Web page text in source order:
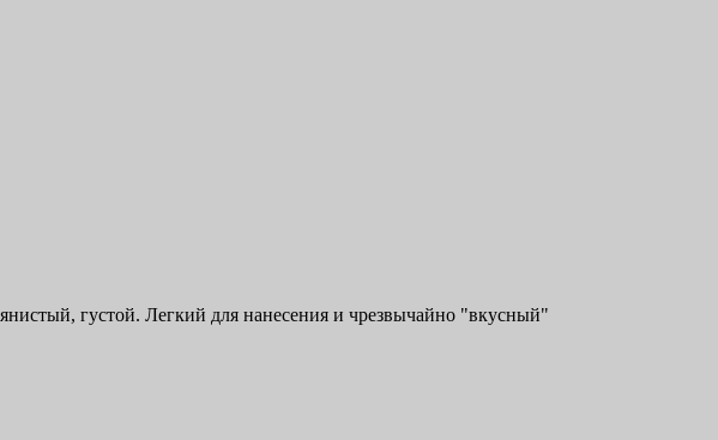
густой. Легкий для нанесения и чрезвычайно "вкусный"